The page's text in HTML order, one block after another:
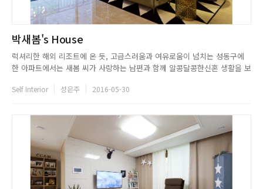
박새봄's House
럭셔리한 해외 리조트에 온 듯, 고급스러움과 여유로움이 넘치는 성동구에
한 아파트에서는 새봄 씨가 사랑하는 남편과 함께 알콩달콩한신혼 생활을 보
영국 어학연수 이후, 해외 인테리어 특유의고급스러움과 감성에 반해 본격적
Self Interior 성은주 2016-05-30